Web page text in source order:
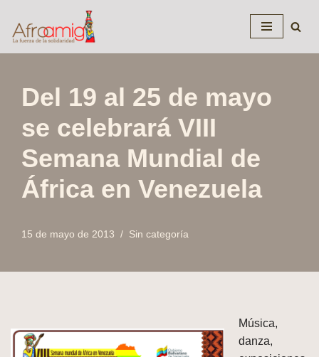
Saltar
al
Del 19 al 25 de mayo
se celebrará VIII
Semana Mundial de
África en Venezuela
15 de mayo de 2013 Sin categoría
Música,
danza,